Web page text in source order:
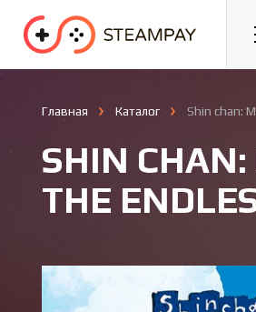
Спорт Гонки
Главная Каталог Shin chan:
SHIN
THE